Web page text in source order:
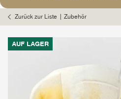
Zurück zur Liste Zubehör
AUF LAGER